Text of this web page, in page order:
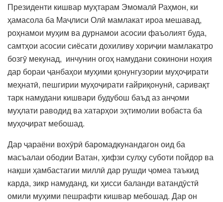
Президенти кишвар муҳтарам Эмомалӣ Раҳмон, ки
ҳамасола ба Маҷлиси Олӣ мамлакат ироа мешавад,
роҳнамои муҳим ва дурнамои асосии фаъолият буда,
самтҳои асосии сиёсати дохиливу хориҷии мамлакатро
бозгӯ мекунад, инчунин огоҳ намудани сокинони ноҳия
дар бораи ҷанбаҳои муҳими қонунгузории муҳоҷирати
меҳнатӣ, пешгирии муҳоҷирати ғайриқонунӣ, саривақт
тарк намудани кишвари будубош баъд аз анҷоми
муҳлати раводид ва хатарҳои эҳтимолии вобаста ба
муҳоҷират мебошад.
Дар ҷараёни вохӯрӣ баромадкунандагон оид ба
масъалаи ободии Ватан, ҳифзи сулҳу суботи пойдор ва
нақши ҳамбастагии миллӣ дар рушди ҷомеа таъкид
карда, зикр намуданд, ки ҳисси баланди ватандӯстӣ
омили муҳими пешрафти кишвар мебошад. Дар он